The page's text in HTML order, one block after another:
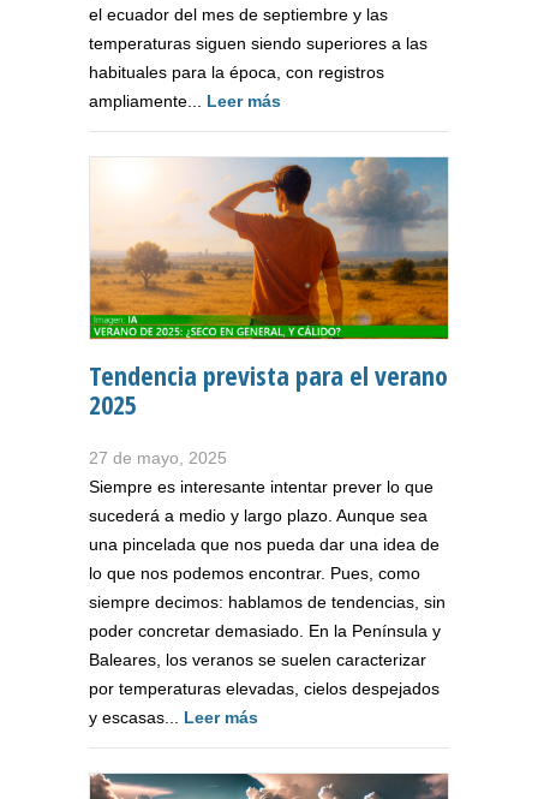
el ecuador del mes de septiembre y las
temperaturas siguen siendo superiores a las
habituales para la época, con registros
ampliamente... Leer más
Tendencia prevista para el verano
2025
27 de mayo, 2025
Siempre es interesante intentar prever lo que
sucederá a medio y largo plazo. Aunque sea
una pincelada que nos pueda dar una idea de
lo que nos podemos encontrar. Pues, como
siempre decimos: hablamos de tendencias, sin
poder concretar demasiado. En la Península y
Baleares, los veranos se suelen caracterizar
por temperaturas elevadas, cielos despejados
y escasas... Leer más